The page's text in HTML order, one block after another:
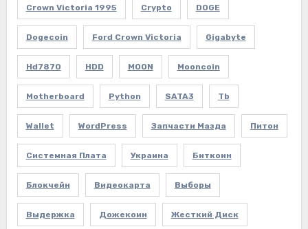
Crown Victoria 1995 Crypto DOGE
Dogecoin Ford Crown Victoria Gigabyte
Hd7870 HDD MOON Mooncoin
Motherboard Python SATA3 Tb
Wallet WordPress Запчасти Мазда Питон
Системная Плата Украина Биткоин
Блокчейн Видеокарта Выборы
Выдержка Дожекоин Жесткий Диск